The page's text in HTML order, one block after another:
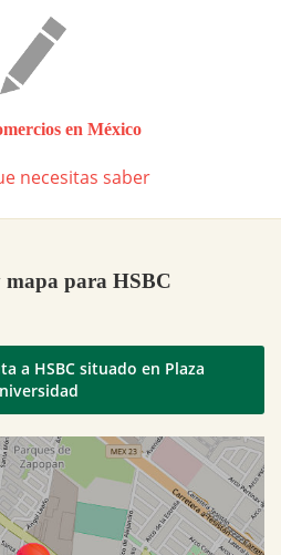
en México
necesitas saber
mapa para HSBC
a HSBC situado en Plaza